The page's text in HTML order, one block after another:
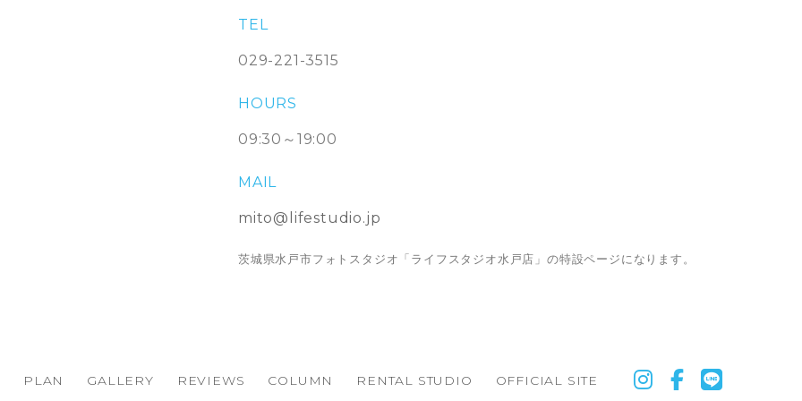
TEL
029-221-3515
HOURS
09:30～19:00
MAIL
mito@lifestudio.jp
茨城県水戸市フォトスタジオ「ライフスタジオ水戸店」の特設ページになります。
PLAN GALLERY REVIEWS COLUMN RENTAL STUDIO OFFICIAL SITE